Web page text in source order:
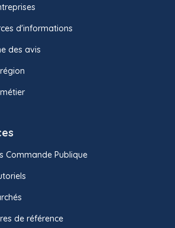
d'informations
des avis
Commande Publique
de référence